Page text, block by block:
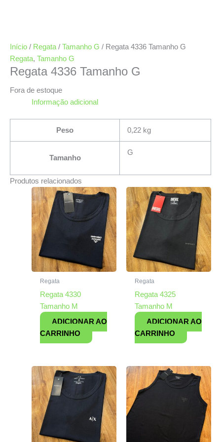
Início / Regata / Tamanho G / Regata 4336 Tamanho G
Regata, Tamanho G
Regata 4336 Tamanho G
Fora de estoque
Informação adicional
Peso 0,22 kg
Tamanho
G
Produtos relacionados
Regata
Regata 4330
Tamanho M
ADICIONAR AO
CARRINHO
Regata
Regata 4325
Tamanho M
ADICIONAR AO
CARRINHO